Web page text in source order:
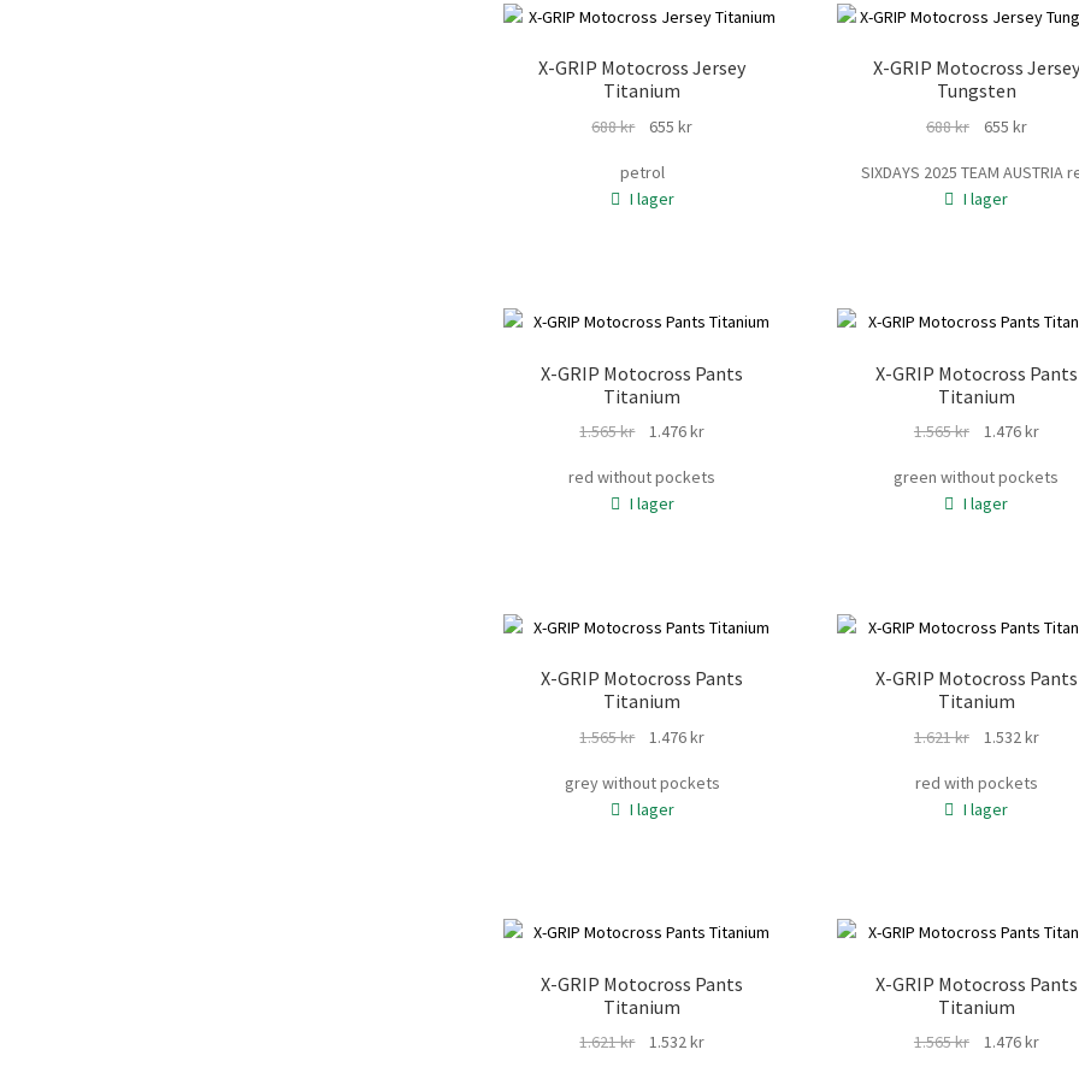
X-GRIP Motocross Jersey
Titanium
688kr
Det
priset
var:
655krDet
petrol
I lager
X-GRIP Motocross Jersey
Tungsten
688kr
Det
priset
var:
655 krDet
priset
SIXDAYS 2025 TEAM AUSTRIA
I lager
X-GRIP Motocross Pants
Titanium
1.565kr
Det
priset
var:
1.476krDet
priset
red without pockets
I lager
X-GRIP Motocross Pants
Titanium
1.565kr
Det
priset
var:
1.476krDet
priset
green without pockets
I lager
X-GRIP Motocross Pants
Titanium
1.565kr
Det
priset
var:
1.476krDet
priset
grey without pockets
I lager
X-GRIP Motocross Pants
Titanium
1.621kr
Det
priset
var:
1.532krDet
red with pockets
I lager
X-GRIP Motocross Pants
Titanium
1.621kr
Det
1.532krDet
X-GRIP Motocross Pants
Titanium
1.565kr
Det
1.476krDet